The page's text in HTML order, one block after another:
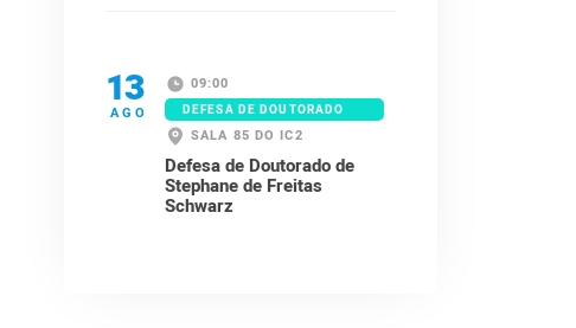
13
AGO
09:00
DEFESA DE DOUTORADO
SALA 85 DO IC2
Defesa de Doutorado de
Stephane de Freitas
Schwarz